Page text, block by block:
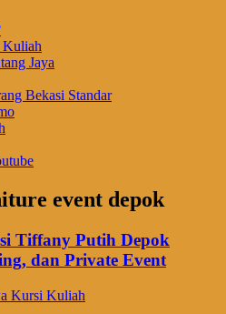
Kuliah
Jaya
Bekasi Standar
event depok
Tiffany Putih Depok
dan Private Event
Kursi Kuliah